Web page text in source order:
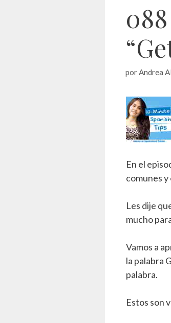
por Andrea
En el
comunes
Les dije
mucho
Vamos a
la palabra
palabra.
Estos son